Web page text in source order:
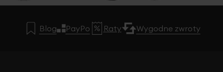
Blog PayPo Raty Wygodne zwroty